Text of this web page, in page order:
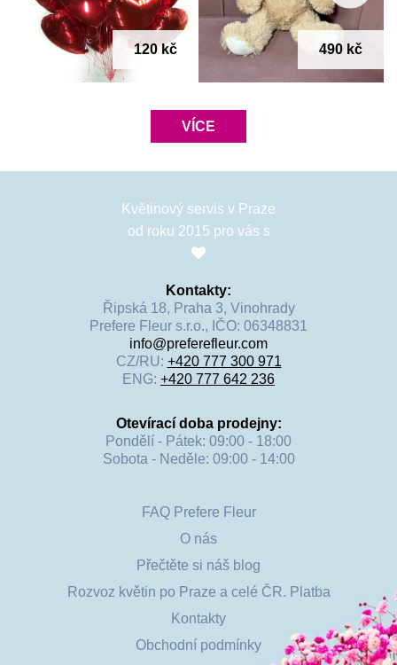
120 kč 490 kč
VÍCE
Květinový servis v Praze
od roku 2015 pro vás s
Kontakty:
Řipská 18, Praha 3, Vinohrady
Prefere Fleur s.r.o., IČO: 06348831
info@preferefleur.com
CZ/RU: +420 777 300 971
ENG: +420 777 642 236
Otevírací doba prodejny:
Pondělí - Pátek: 09:00 - 18:00
Sobota - Neděle: 09:00 - 14:00
FAQ Prefere Fleur
O nás
Přečtěte si náš blog
Rozvoz květin po Praze a celé ČR. Platba
Kontakty
Obchodní podmínky